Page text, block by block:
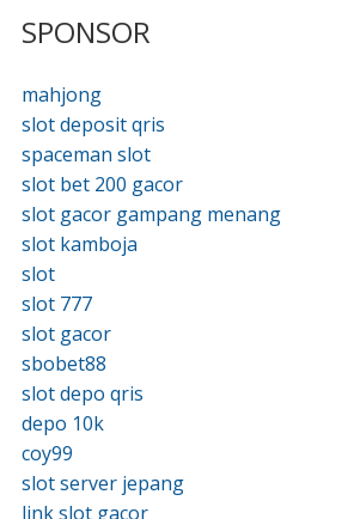
SPONSOR
mahjong
slot deposit qris
spaceman slot
slot bet 200 gacor
slot gacor gampang menang
slot kamboja
slot
slot 777
slot gacor
sbobet88
slot depo qris
depo 10k
coy99
slot server jepang
link slot gacor